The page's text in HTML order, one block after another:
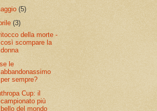
(5)
(3)
ritocco della morte -
così scompare la
donna
le
abbandonassimo
per sempre?
Cup: il
campionato più
bello del mondo